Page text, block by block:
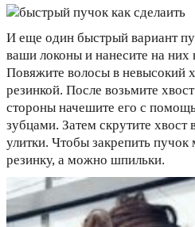
И еще один быстрый вариант
ваши локоны и нанесите на них
Повяжите волосы в невысокий
резинкой. После возьмите
стороны начешите его с
зубцами. Затем скрутите
улитки. Чтобы закрепить
резинку, а можно шпильки.